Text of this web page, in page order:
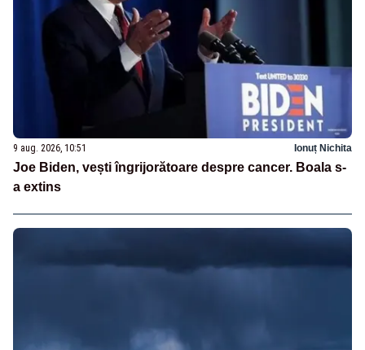
9 aug. 2026, 10:51 Ionuț Nichita
Joe Biden, vești îngrijorătoare despre cancer. Boala s-
a extins